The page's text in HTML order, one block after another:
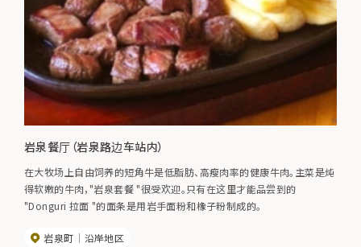
岩泉餐厅（岩泉路边车站内）
在大牧场上自由饲养的短角牛是低脂肪、高瘦肉率的健康牛肉。主菜是炖
得软嫩的牛肉，"岩泉套餐 "很受欢迎。只有在这里才能品尝到的
"Donguri 拉面 "的面条是用岩手面粉和橡子粉制成的。
岩泉町 沿岸地区